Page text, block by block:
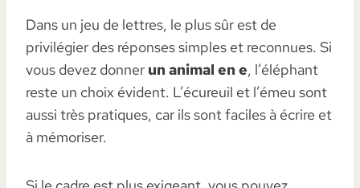
Dans un jeu de lettres, le plus sûr est de
privilégier des réponses simples et reconnues. Si
vous devez donner un animal en e, l’éléphant
reste un choix évident. L’écureuil et l’émeu sont
aussi très pratiques, car ils sont faciles à écrire et
à mémoriser.